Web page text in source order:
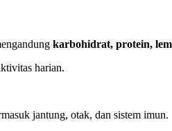
karbohidrat, protein,
harian.
jantung, otak, dan sistem imun.